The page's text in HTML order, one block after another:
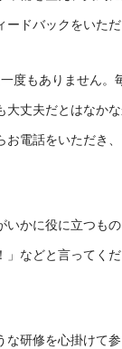
ドバックをいた
度もありません
丈夫だとはなか
お電話をいただき
いかに役に立つも
などと言ってく
研修を心掛けて参